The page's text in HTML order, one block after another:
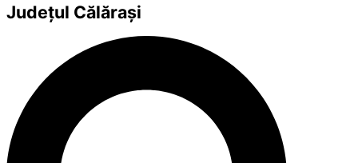
Județul Călărași